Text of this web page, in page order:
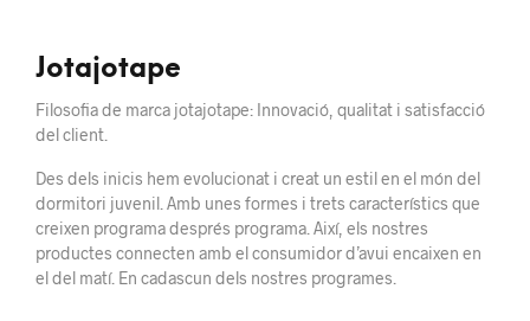
Jotajotape
Filosofia de marca jotajotape: Innovació, qualitat i satisfacció
del client.
Des dels inicis hem evolucionat i creat un estil en el món del
dormitori juvenil. Amb unes formes i trets característics que
creixen programa després programa. Així, els nostres
productes connecten amb el consumidord’avui encaixen en
el del matí. En cadascun dels nostres programes.